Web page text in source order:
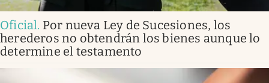
Oficial. Por nueva Ley de Sucesiones, los
herederos no obtendrán los bienes aunque lo
determine el testamento